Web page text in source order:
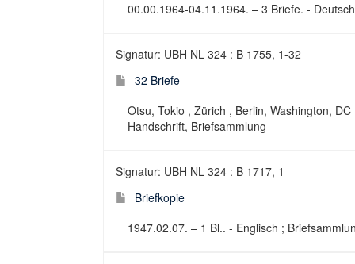
00.00.1964-04.11.1964. – 3 Briefe. -
Signatur: UBH NL 324 : B 1755, 1-32
32 Briefe
Ōtsu, Tokio , Zürich , Berlin, Washington,
Handschrift, Briefsammlung
Signatur: UBH NL 324 : B 1717, 1
Briefkopie
1947.02.07. – 1 Bl.. - Englisch ;